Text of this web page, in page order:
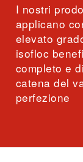
I nostri
applicano
elevato
isofloc
completo e
catena del
perfezione